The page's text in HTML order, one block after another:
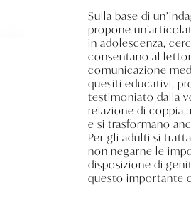
Sulla base di
propone
in adolescenza,
consentano al
comunicazione
quesiti educativi,
testimoniato dalla
relazione di
e si trasformano
Per gli adulti si
non negarne le
disposizione di
questo importante